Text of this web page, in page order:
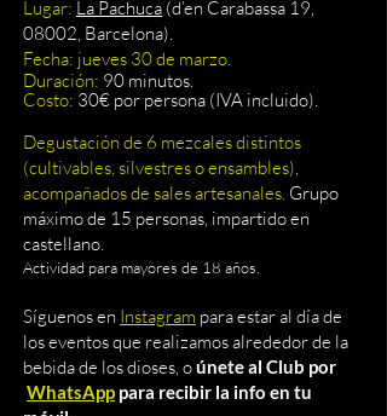
Lugar: La Pachuca (d’en Carabassa 19,
08002, Barcelona).
Fecha: jueves 30 de marzo.
Duración: 90 minutos.
Costo: 30€ por persona (IVA incluido).
Degustación de 6 mezcales distintos
(cultivables, silvestres o ensambles),
acompañados de sales artesanales. Grupo
máximo de 15 personas, impartido en
castellano.
Actividad para mayores de 18 años.
Síguenos en Instagram para estar al día de
los eventos que realizamos alrededor de la
bebida de los dioses, oúnete al Club por
WhatsApp para recibir la info en tu